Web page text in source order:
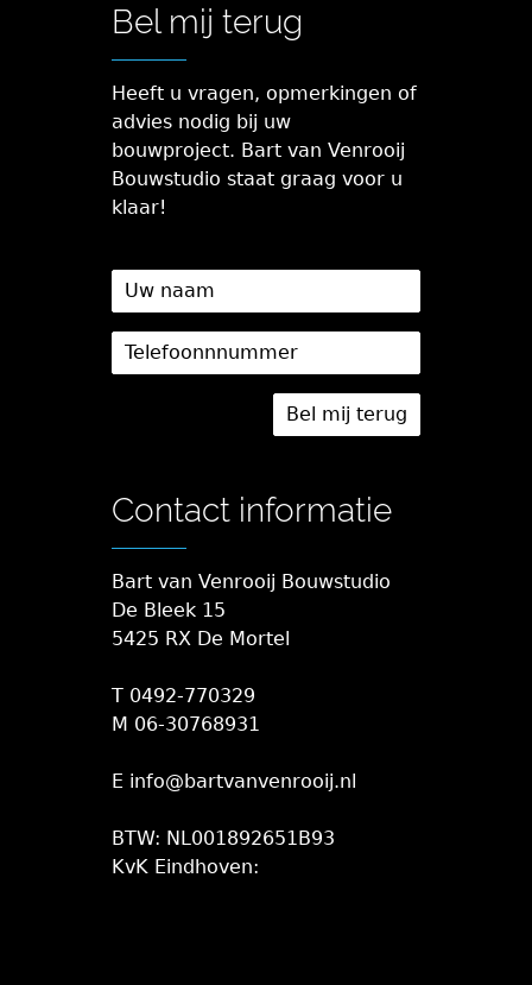
Bel mij terug
Heeft u vragen, opmerkingen of
advies nodig bij uw
bouwproject. Bart van Venrooij
Bouwstudio staat graag voor u
klaar!
Contact informatie
Bart van Venrooij Bouwstudio
De Bleek 15
5425 RX De Mortel
T 0492-770329
M 06-30768931
E info@bartvanvenrooij.nl
BTW: NL001892651B93
KvK Eindhoven: